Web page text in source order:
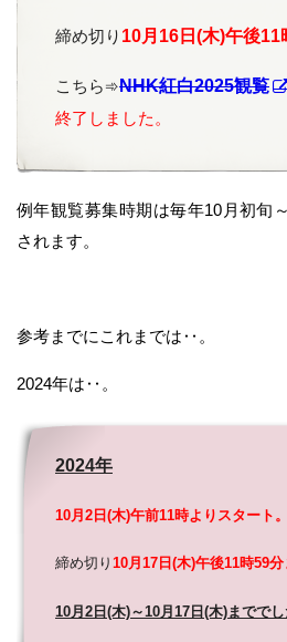
締め切り 10月16日(木)午後11
こちら➾NHK紅白2025観覧
終了しました。
例年観覧募集時期は毎年10月初旬
されます。
参考までにこれまでは‥。
2024年は‥。
2024年
10月2日(木)午前11時よりスタート。
締め切り 10月17日(木)午後11時59分
10月2日(木)～10月17日(木)まででし